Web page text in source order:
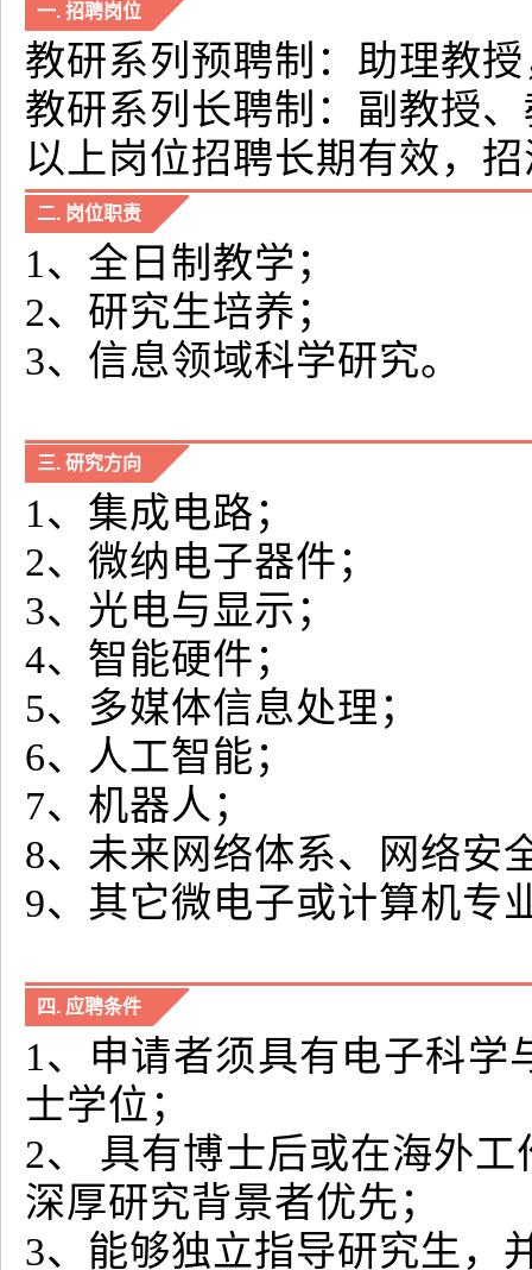
一. 招聘岗位
教研系列预聘制：助理教
教研系列长聘制：副教授
以上岗位招聘长期有效，
二. 岗位职责
1、全日制教学；
2、研究生培养；
3、信息领域科学研究。
三. 研究方向
1、集成电路；
2、微纳电子器件；
3、光电与显示；
4、智能硬件；
5、多媒体信息处理；
6、人工智能；
7、机器人；
8、未来网络体系、网络安
9、其它微电子或计算机专
四. 应聘条件
1、申请者须具有电子科
士学位；
2、 具有博士后或在海外
深厚研究背景者优先；
3、能够独立指导研究生，